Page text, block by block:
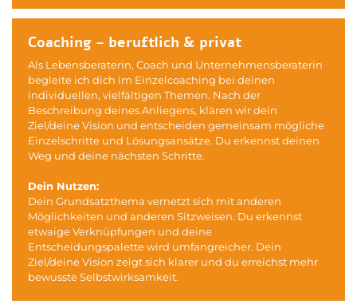
Coaching – beruftlich & privat
Als Lebensberaterin, Coach und Unternehmensberaterin
begleite ich dich im Einzelcoaching bei deinen
individuellen, vielfältigen Themen. Nach der
Beschreibung deines Anliegens, klären wir dein
Ziel/deine Vision und entscheiden gemeinsam mögliche
Einzelschritte und Lösungsansätze. Du erkennst deinen
Weg und deine nächsten Schritte.
Dein Nutzen:
Dein Grundsatzthema vernetzt sich mit anderen
Möglichkeiten und anderen Sitzweisen. Du erkennst
etwaige Verknüpfungen und deine
Entscheidungspalette wird umfangreicher. Dein
Ziel/deine Vision zeigt sich klarer und du erreichst mehr
bewusste Selbstwirksamkeit.